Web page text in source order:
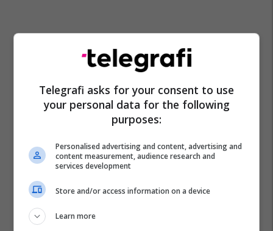
Albon Xhemaili Kshz Maqedoni
Besnik Emshiu
Zgjedhjet Lokale - Mk
Telegrafi asks for your consent to use
your personal data for the following
purposes:
Personalised advertising and content, advertising and
content measurement, audience research and
services development
Store and/or access information on a device
Learn more